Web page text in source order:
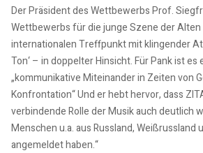
Der Präsident des Wettbewerbs Prof.
Wettbewerbs für die junge Szene der Alten
internationalen Treffpunkt mit klingender
Ton‘ – in doppelter Hinsicht. Für Pank ist es
„kommunikative Miteinander in Zeiten von
Konfrontation“ Und er hebt hervor, dass
verbindende Rolle der Musik auch deutlich
Menschen u.a. aus Russland, Weißrussland
angemeldet haben.“